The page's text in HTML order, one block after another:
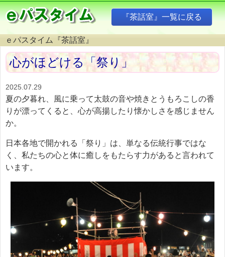
『茶話室』一覧に戻る
ｅパスタイム『茶話室』
心がほどける「祭り」
2025.07.29
夏の夕暮れ、風に乗って太鼓の音や焼きとうもろこしの香
りが漂ってくると、心が高揚したり懐かしさを感じません
か。
日本各地で開かれる「祭り」は、単なる伝統行事ではな
く、私たちの心と体に癒しをもたらす力があると言われて
います。